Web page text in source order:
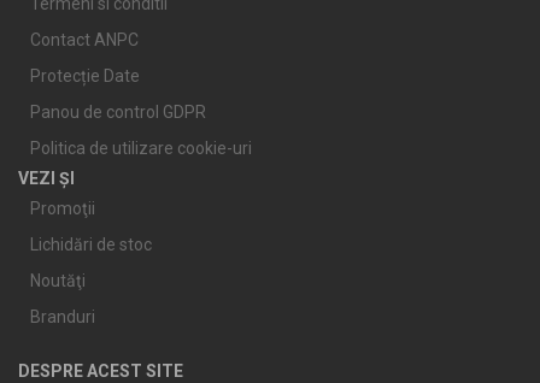
Contact ANPC
Protecție Date
Panou de control GDPR
Politica de utilizare cookie-uri
VEZI ȘI
Promoţii
Lichidări de stoc
Noutăţi
Branduri
DESPRE ACEST SITE